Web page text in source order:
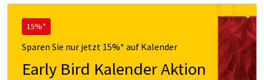
15%*
Sparen Sie nur jetzt 15%* auf Kalender
Early Bird Kalender Aktion